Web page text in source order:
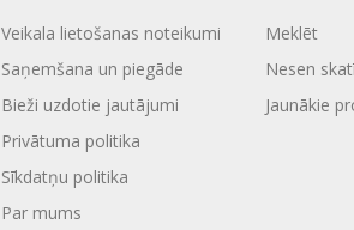
Veikala lietošanas noteikumi
Saņemšana un piegāde
Bieži uzdotie jautājumi
Privātuma politika
Sīkdatņu politika
Par mums
Meklēt
Nesen
Jaunākie